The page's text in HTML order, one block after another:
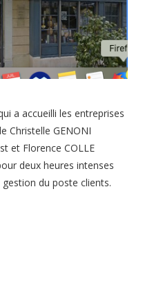
a accueilli les entreprises
Christelle GENONI
et Florence COLLE
deux heures intenses
du poste clients.